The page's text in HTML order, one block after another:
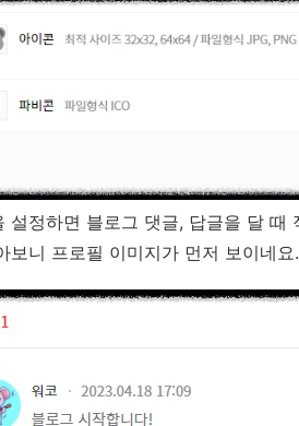
설정하면 블로그 댓글, 답글을 달 때
보니 프로필 이미지가 먼저 보이네